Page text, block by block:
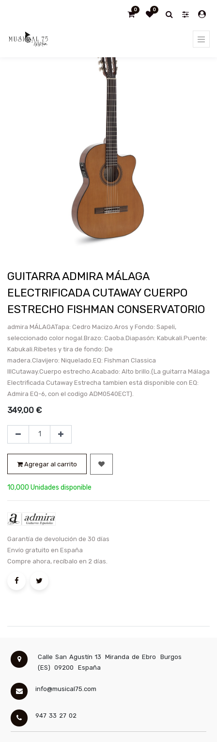
0 0
GUITARRA ADMIRA MÁLAGA ELECTRIFICADA CUTAWAY
GUITARRA ADMIRA MÁLAGA
ELECTRIFICADA CUTAWAY CUERPO
ESTRECHO FISHMAN CONSERVATORIO
admira MÁLAGATapa: Cedro Macizo.Aros y Fondo: Sapeli,
seleccionado color nogal.Brazo: Caoba.Diapasón: Kabukali.Puente:
Kabukali.Ribetes y tira de fondo: De
madera.Clavijero: Niquelado.EQ: Fishman Classica
IIICutaway.Cuerpo estrecho.Acabado: Alto brillo.(La guitarra Málaga
Electrificada Cutaway Estrecha tambien está disponible con EQ:
Admira EQ-6, con el codigo ADM0540ECT).
349,00 €
Agregar al carrito
10,000 Unidades disponible
Garantía de devolución de 30 días
Envío gratuito en España
Compre ahora, recíbalo en 2 días.
Calle San Agustín 13 Miranda de Ebro
Burgos
(ES)
09200 España
info@musical75.com
947 33 27 02